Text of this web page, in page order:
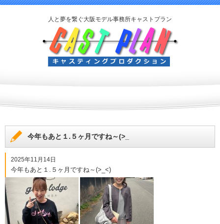
人と夢を繋ぐ大阪モデル事務所キャストプラン
今年もあと１.５ヶ月ですね～(>_
2025年11月14日
今年もあと１.５ヶ月ですね～(>_<)